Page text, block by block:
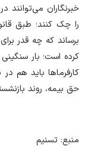
خبرنگاران
را چک کنند؛ طبق
برساند که چه قدر
کرده است؛ بار
حق بیمه، روند
منبع: تسنیم